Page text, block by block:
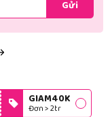
Gửi
GIAM40K
Đơn > 2tr